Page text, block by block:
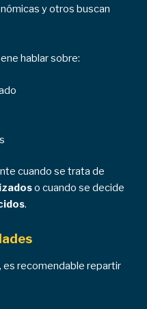
y otros buscan
hablar sobre:
cuando se trata de
o cuando se decide
.
es recomendable repartir